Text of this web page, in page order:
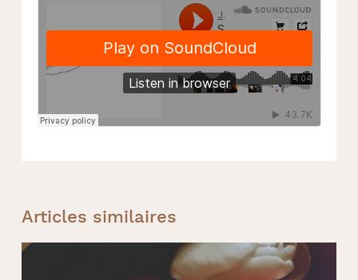
Articles similaires